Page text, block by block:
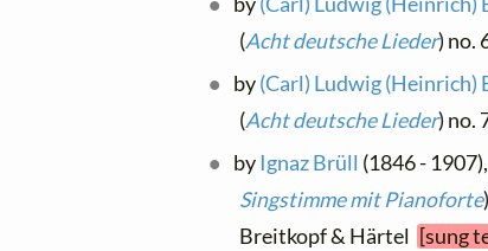
(Acht deutsche Lieder) no.
by(Carl) Ludwig (Heinrich)
(Acht deutsche Lieder) no.
by Ignaz Brüll (1846 -
Singstimme mit Pianoforte
Breitkopf & Härtel [sung